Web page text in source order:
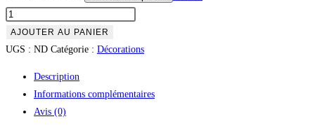
AJOUTER AU PANIER
UGS : ND Catégorie : Décorations
Description
Informations complémentaires
Avis (0)